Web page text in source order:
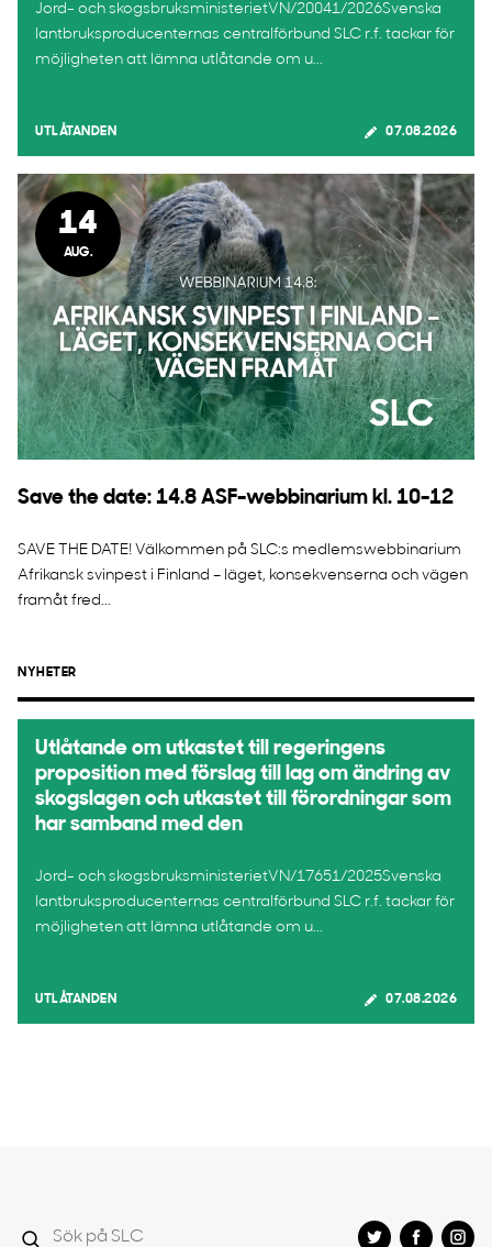
Jord- och skogsbruksministerietVN/20041/2026Svenska
lantbruksproducenternas centralförbund SLC r.f. tackar för
möjligheten att lämna utlåtande om u...
UTLÅTANDEN 07.08.2026
14
AUG.
Save the date: 14.8 ASF-webbinarium kl. 10-12
SAVE THE DATE! Välkommen på SLC:s medlemswebbinarium
Afrikansk svinpest i Finland – läget, konsekvenserna och vägen
framåt fred...
NYHETER
Utlåtande om utkastet till regeringens
proposition med förslag till lag om ändring av
skogslagen och utkastet till förordningar som
har samband med den
Jord- och skogsbruksministerietVN/17651/2025Svenska
lantbruksproducenternas centralförbund SLC r.f. tackar för
möjligheten att lämna utlåtande om u...
UTLÅTANDEN 07.08.2026